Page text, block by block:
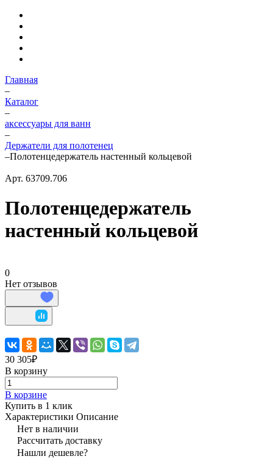
Главная
–
Каталог
–
аксессуары для ванн
–
Держатели для полотенец
–Полотенцедержатель настенный кольцевой
Арт. 63709.706
Полотенцедержатель
настенный кольцевой
0
Нет отзывов
30 305₽
В корзину
В корзине
Купить в 1 клик
Характеристики Описание
Нет в наличии
Рассчитать доставку
Нашли дешевле?